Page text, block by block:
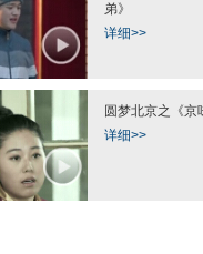
弟》
详细>>
圆梦北京之《京
详细>>